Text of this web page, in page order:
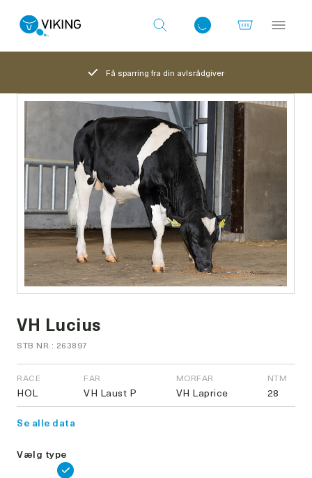
Log ind med det samme
Få sparring fra din avlsrådgiver
VH Lucius
STB NR.: 263897
RACE
HOL
FAR
VH Laust P
MORFAR
VH Laprice
NTM
28
Se alle data
Vælg type